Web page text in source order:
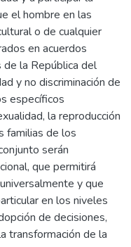
el hombre en las
o de cualquier
en acuerdos
de la República del
y no discriminación de
específicos
la reproducción
familias de los
serán
que permitirá
y que
en los niveles
de decisiones,
transformación de la